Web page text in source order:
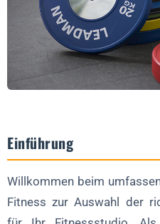
2. Verwendung Volumen
3. Haushaltszwänge
Arten von Stoßfängern
3. Krümelpuffer-Platten
berücksichtigen sind
Einführung
Willkommen beim
Fitness zur Auswahl der